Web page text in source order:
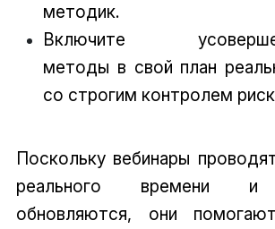
методик.
Включите
методы в свой план
со строгим контролем
Поскольку вебинары
реального времени и
обновляются, они